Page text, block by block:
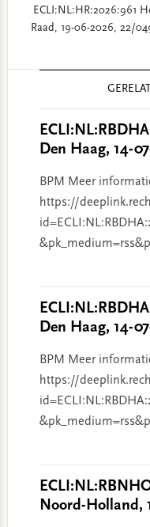
ECLI:NL:HR:2026:961
Raad, 19-06-2026, 22/
Den Haag, 14-
BPM Meer
https://
Den Haag, 14-
BPM Meer
https://
Noord-Holland,